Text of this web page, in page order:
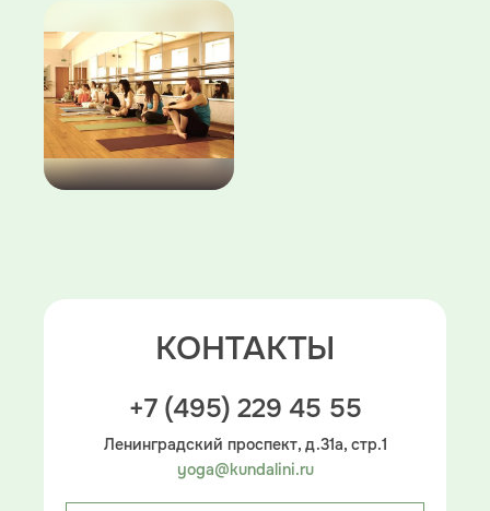
КОНТАКТЫ
+7 (495) 229 45 55
Ленинградский проспект, д.31а, стр.1
yoga@kundalini.ru